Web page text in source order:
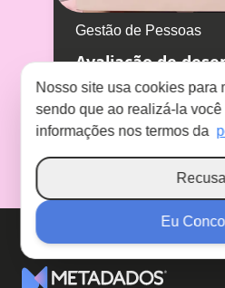
Nosso site usa cookies para
sendo que ao realizá-la
informações nos termos da
Eu
Gestão de Pessoas
Avaliação de
que é, tipos e